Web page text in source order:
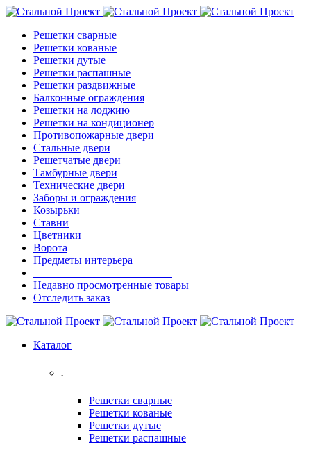
Решетки сварные
Решетки кованые
Решетки дутые
Решетки распашные
Решетки раздвижные
Балконные ограждения
Решетки на лоджию
Решетки на кондиционер
Противопожарные двери
Стальные двери
Решетчатые двери
Тамбурные двери
Технические двери
Заборы и ограждения
Козырьки
Ставни
Цветники
Ворота
Предметы интерьера
————————————–
Недавно просмотренные товары
Отследить заказ
Каталог
.
Решетки сварные
Решетки кованые
Решетки дутые
Решетки распашные